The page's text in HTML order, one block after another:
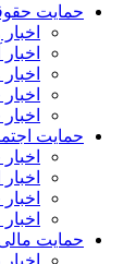
حمایت
حمایت
حمایت